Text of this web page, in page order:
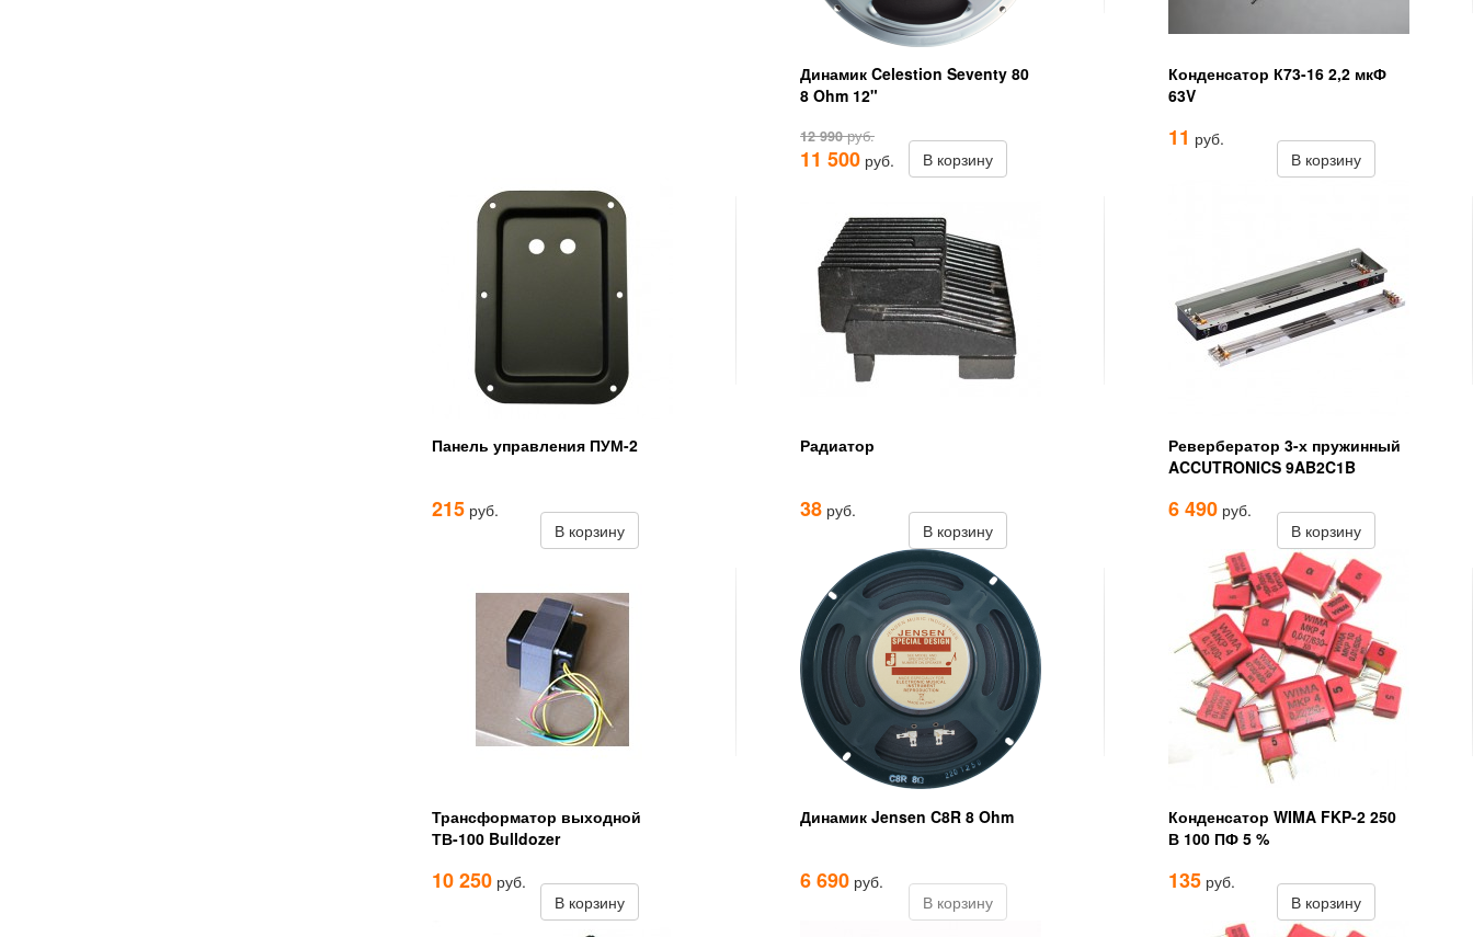
Динамик Celestion Seventy 80
8 Ohm 12"
12 990руб.
11 500 руб. В корзину
Конденсатор К73-16 2,2 мкФ
63V
11 руб.
В корзину
Панель управления ПУМ-2
215 руб.
В корзину
Радиатор
38 руб.
В корзину
Ревербератор 3-х пружинный
ACCUTRONICS 9AB2C1B
6 490 руб.
В корзину
Трансформатор выходной
ТВ-100 Bulldozer
10 250 руб.
В корзину
Динамик Jensen C8R 8 Ohm
6 690 руб.
В корзину
Конденсатор WIMA FKP-2 250
В 100 ПФ 5 %
135 руб.
В корзину